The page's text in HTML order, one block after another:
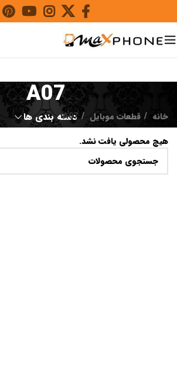
A07
دسته بندی ها خانه قطعات موبایل
A07
هیچ محصولی یافت نشد.